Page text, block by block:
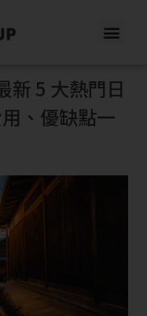
新 5 大熱門日
、優缺點一